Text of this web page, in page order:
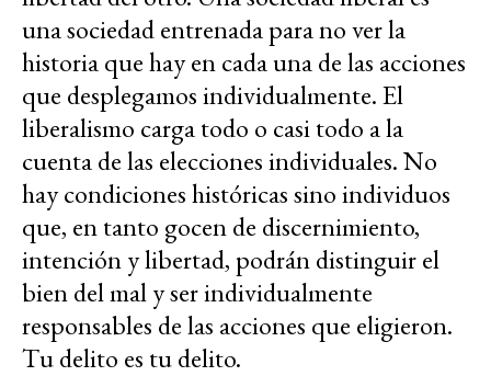
una sociedad entrenada para no ver la
historia que hay en cada una de las acciones
que desplegamos individualmente. El
liberalismo carga todo o casi todo a la
cuenta de las elecciones individuales. No
hay condiciones históricas sino individuos
que, en tanto gocen de discernimiento,
intención y libertad, podrán distinguir el
bien del mal y ser individualmente
responsables de las acciones que eligieron.
Tu delito es tu delito.